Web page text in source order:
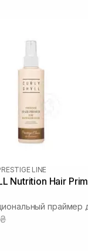
LINE
Nutrition Hair